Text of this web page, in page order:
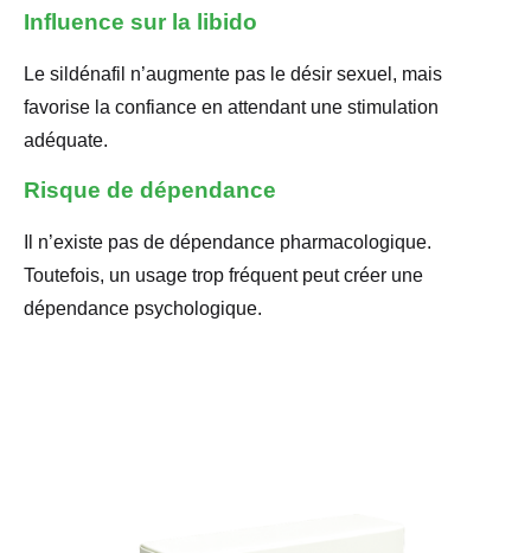
Influence sur la libido
Le sildénafil n’augmente pas le désir sexuel, mais
favorise la confiance en attendant une stimulation
adéquate.
Risque de dépendance
Il n’existe pas de dépendance pharmacologique.
Toutefois, un usage trop fréquent peut créer une
dépendance psychologique.